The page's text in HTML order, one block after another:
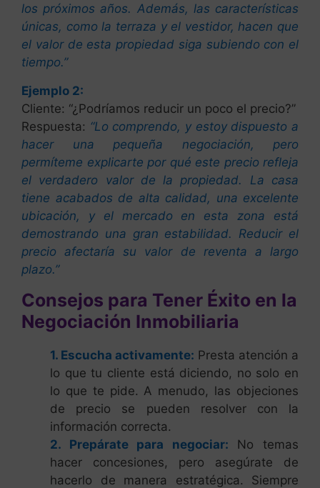
los próximos años. Además, las características
únicas, como la terraza y el vestidor, hacen que
el valor de esta propiedad siga subiendo con el
tiempo.”
Ejemplo 2:
Cliente: “¿Podríamos reducir un poco el precio?”
Respuesta: “Lo comprendo, y estoy dispuesto a
hacer una pequeña negociación, pero
permíteme explicarte por qué este precio refleja
el verdadero valor de la propiedad. La casa
tiene acabados de alta calidad, una excelente
ubicación, y el mercado en esta zona está
demostrando una gran estabilidad. Reducir el
precio afectaría su valor de reventa a largo
plazo.”
Consejos para Tener Éxito en la
Negociación Inmobiliaria
1. Escucha activamente: Presta atención a
lo que tu cliente está diciendo, no solo en
lo que te pide. A menudo, las objeciones
de precio se pueden resolver con la
información correcta.
2. Prepárate para negociar:
No temas
hacer concesiones, pero asegúrate de
hacerlo de manera estratégica. Siempre